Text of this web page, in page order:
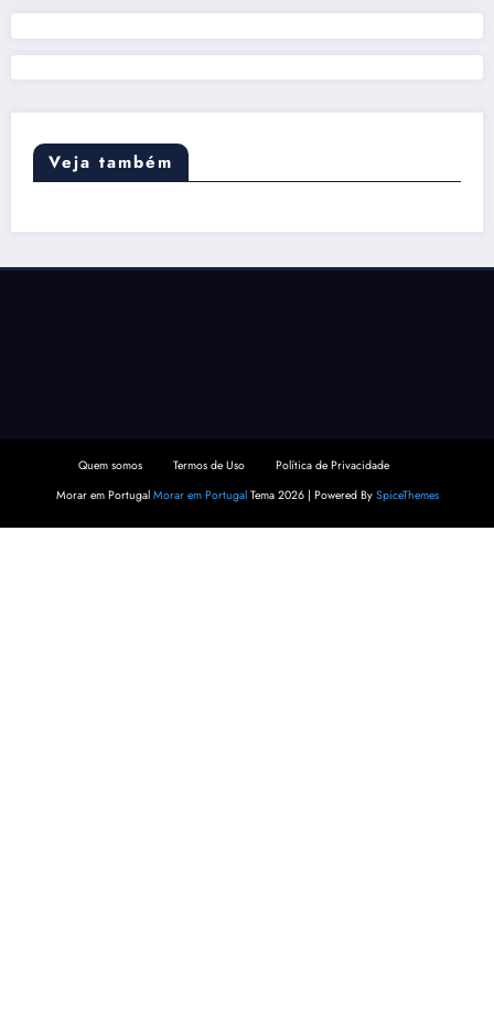
Veja também
Quem somos Termos de Uso
Política de Privacidade
Morar em Portugal Morar em PortugalTema 2026 | Powered By SpiceThemes